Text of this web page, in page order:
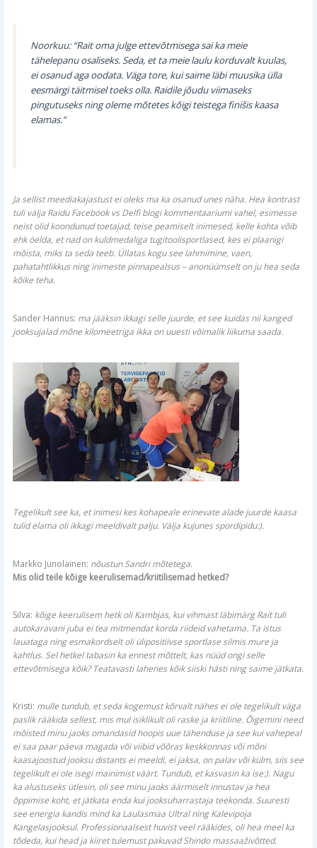
Noorkuu: “Rait oma julge ettevõtmisega sai ka meie
tähelepanu osaliseks. Seda, et ta meie laulu korduvalt kuulas,
ei osanud aga oodata. Väga tore, kui saime läbi muusika ülla
eesmärgi täitmisel toeks olla. Raidile jõudu viimaseks
pingutuseks ning oleme mõtetes kõigi teistega finišis kaasa
elamas.”
Ja sellist meediakajastust ei oleks ma ka osanud unes näha. Hea kontrast
tuli välja Raidu Facebook vs Delfi blogi kommentaariumi vahel, esimesse
neist olid koondunud toetajad, teise peamiselt inimesed, kelle kohta võib
ehk öelda, et nad on kuldmedaliga tugitoolisportlased, kes ei plaanigi
mõista, miks ta seda teeb. Üllatas kogu see lahmimine, vaen,
pahatahtlikkus ning inimeste pinnapealsus – anonüümselt on ju hea seda
kõike teha.
Sander Hannus: ma jääksin ikkagi selle juurde, et see kuidas nii kanged
jooksujalad mõne kilomeetriga ikka on uuesti võimalik liikuma saada.
Tegelikult see ka, et inimesi kes kohapeale erinevate alade juurde kaasa
tulid elama oli ikkagi meeldivalt palju. Välja kujunes spordipidu:).
Markko Junolainen: nõustun Sandri mõtetega.
Mis olid teile kõige keerulisemad/kriitilisemad hetked?
Silva: kõige keerulisem hetk oli Kambjas, kui vihmast läbimärg Rait tuli
autokaravani juba ei tea mitmendat korda riideid vahetama. Ta istus
lauataga ning esmakordselt oli ülipositiivse sportlase silmis mure ja
kahtlus. Sel hetkel tabasin ka ennest mõttelt, kas nüüd ongi selle
ettevõtmisega kõik? Teatavasti lahenes kõik siiski hästi ning saime jätkata.
Kristi: mulle tundub, et seda kogemust kõrvalt nähes ei ole tegelikult väga
paslik rääkida sellest, mis mul isiklikult oli raske ja kriitiline. Õigemini need
mõisted minu jaoks omandasid hoopis uue tähenduse ja see kui vahepeal
ei saa paar päeva magada või viibid võõras keskkonnas või mõni
kaasajoostud jooksu distants ei meeldi, ei jaksa, on palav või külm, siis see
tegelikult ei ole isegi mainimist väärt. Tundub, et kasvasin ka ise:). Nagu
ka alustuseks ütlesin, oli see minu jaoks äärmiselt innustav ja hea
õppimise koht, et jätkata enda kui jooksuharrastaja teekonda. Suuresti
see energia kandis mind ka Laulasmaa Ultral ning Kalevipoja
Kangelasjooksul. Professionaalsest huvist veel rääkides, oli hea meel ka
tõdeda, kui head ja kiiret tulemust pakuvad Shindo massaaživõtted.